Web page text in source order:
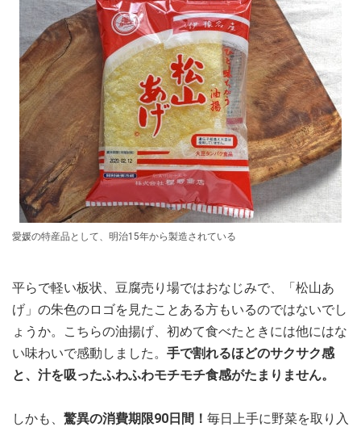
愛媛の特産品として、明治15年から製造されている
平らで軽い板状、豆腐売り場ではおなじみで、「松山あ
げ」の朱色のロゴを見たことある方もいるのではないでし
ょうか。こちらの油揚げ、初めて食べたときには他にはな
い味わいで感動しました。 手で割れるほどのサクサク感
と、汁を吸ったふわふわモチモチ食感がたまりません。
しかも、 驚異の消費期限90日間！ 毎日上手に野菜を取り入